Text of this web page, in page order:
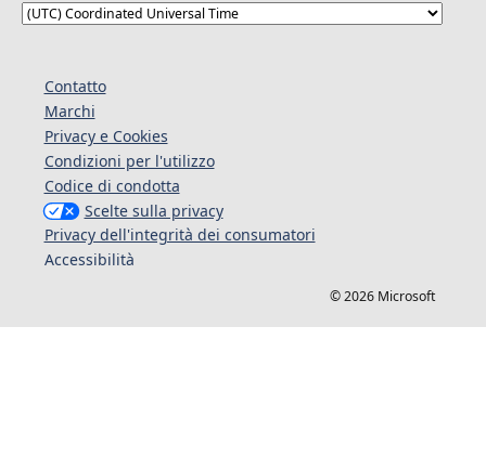
Contatto
Marchi
Privacy e Cookies
Condizioni per l'utilizzo
Codice di condotta
Scelte sulla privacy
Privacy dell'integrità dei consumatori
Accessibilità
© 2026 Microsoft